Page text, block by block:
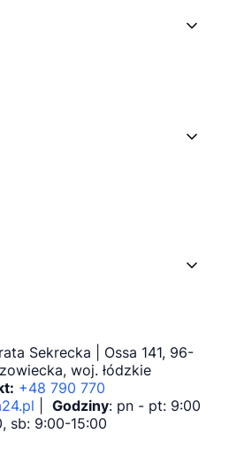
Sekrecka | Ossa 141, 96-
woj. łódzkie
+48 790 770
Godziny: pn - pt: 9:00
sb: 9:00-15:00